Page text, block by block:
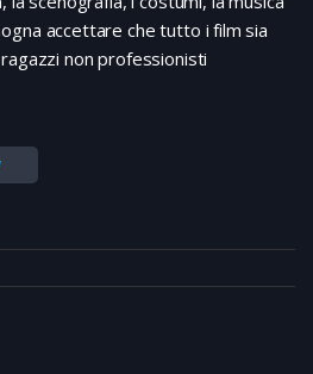
accettare che tutto i film sia
non professionisti